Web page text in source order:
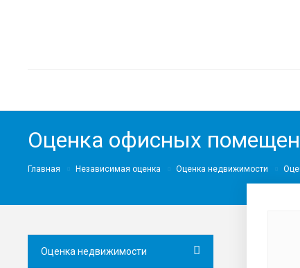
Оценка офисных
Главная Независимая оценка Оценка недвижимости
Оценка недвижимости